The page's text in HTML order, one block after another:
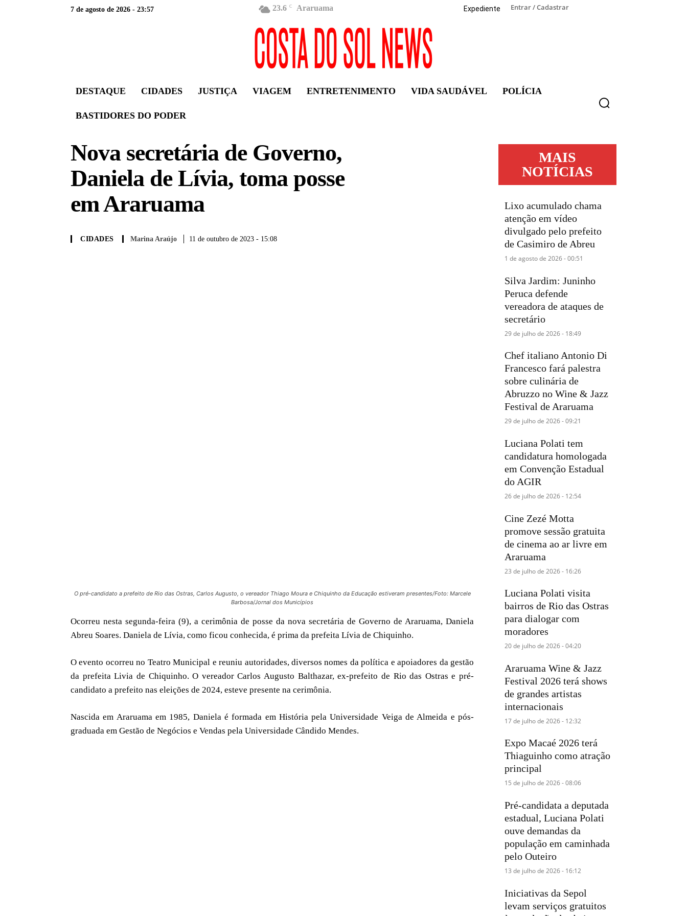
7 de agosto de 2026 - 23:57 23.6 C Araruama Entrar / Cadastrar
Expediente
DESTAQUE CIDADES JUSTIÇA VIAGEM ENTRETENIMENTO VIDA SAUDÁVEL POLÍCIA
BASTIDORES DO PODER
Nova secretária de Governo,
Daniela de Lívia, toma posse
em Araruama
CIDADES Marina Araújo 11 de outubro de 2023 - 15:08
O pré-candidato a prefeito de Rio das Ostras, Carlos Augusto, o vereador Thiago Moura e Chiquinho da Educação estiveram presentes/Foto: Marcele
Barbosa/Jornal dos Municípios
Ocorreu nesta segunda-feira (9), a cerimônia de posse da nova secretária de Governo de Araruama, Daniela
Abreu Soares. Daniela de Lívia, como ficou conhecida, é prima da prefeita Lívia de Chiquinho.
O evento ocorreu no Teatro Municipal e reuniu autoridades, diversos nomes da política e apoiadores da gestão
da prefeita Livia de Chiquinho. O vereador Carlos Augusto Balthazar, ex-prefeito de Rio das Ostras e pré-
candidato a prefeito nas eleições de 2024, esteve presente na cerimônia.
Nascida em Araruama em 1985, Daniela é formada em História pela Universidade Veiga de Almeida e pós-
graduada em Gestão de Negócios e Vendas pela Universidade Cândido Mendes.
MAIS
NOTÍCIAS
Lixo acumulado chama
atenção em vídeo
divulgado pelo prefeito
de Casimiro de Abreu
1 de agosto de 2026 - 00:51
Silva Jardim: Juninho
Peruca defende
vereadora de ataques de
secretário
29 de julho de 2026 - 18:49
Chef italiano Antonio Di
Francesco fará palestra
sobre culinária de
Abruzzo no Wine & Jazz
Festival de Araruama
29 de julho de 2026 - 09:21
Luciana Polati tem
candidatura homologada
em Convenção Estadual
do AGIR
26 de julho de 2026 - 12:54
Cine Zezé Motta
promove sessão gratuita
de cinema ao ar livre em
Araruama
23 de julho de 2026 - 16:26
Luciana Polati visita
bairros de Rio das Ostras
para dialogar com
moradores
20 de julho de 2026 - 04:20
Araruama Wine & Jazz
Festival 2026 terá shows
de grandes artistas
internacionais
17 de julho de 2026 - 12:32
Expo Macaé 2026 terá
Thiaguinho como atração
principal
15 de julho de 2026 - 08:06
Pré-candidata a deputada
estadual, Luciana Polati
ouve demandas da
população em caminhada
pelo Outeiro
13 de julho de 2026 - 16:12
Iniciativas da Sepol
levam serviços gratuitos